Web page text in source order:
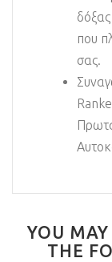
που
σας.
YOU
THE